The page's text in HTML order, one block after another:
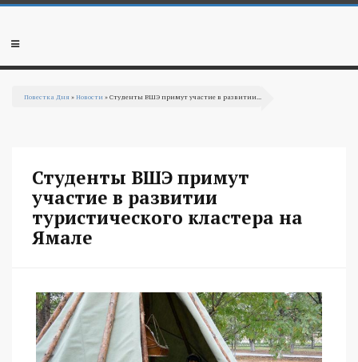
Перейти к основному содержанию
Мобильное
Повестка Дня »Новости » Студенты ВШЭ примут участие в развитии...
Студенты ВШЭ примут
участие в развитии
туристического кластера на
Ямале